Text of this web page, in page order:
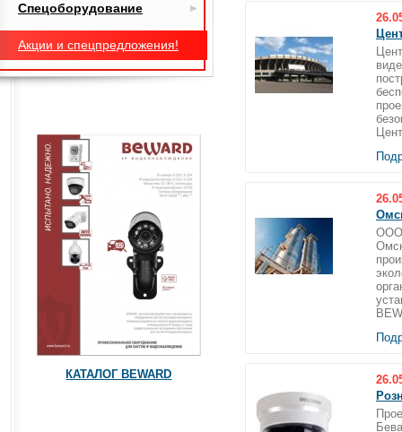
ООО
Спецоборудование
Акции и спецпредложения!
КАТАЛОГ BEWARD